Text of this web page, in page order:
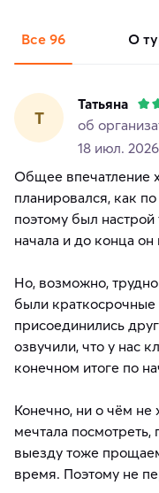
Все 96 о
Т
Татьяна
об
18 июл. 2026
Общее впечатление
планировался, как
поэтому был настрой
начала и до конца
Но, возможно,
были краткосрочные
присоединились
озвучили, что у нас
конечном итоге по
Конечно, ни о чём
мечтала
выезду тоже
время. Поэтому не